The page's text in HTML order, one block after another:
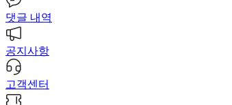
댓글 내역
공지사항
고객센터